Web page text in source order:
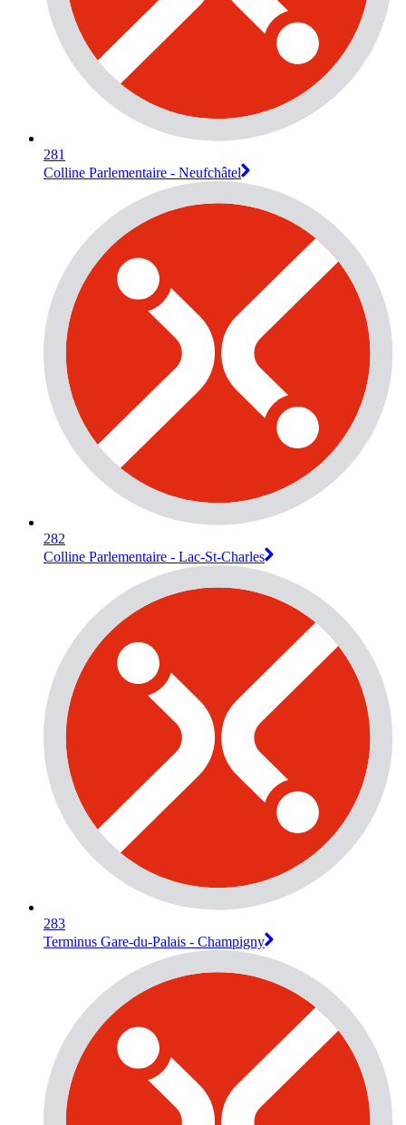
281
Colline Parlementaire - Neufchâtel
282
Colline Parlementaire - Lac-St-Charles
283
Terminus Gare-du-Palais - Champigny